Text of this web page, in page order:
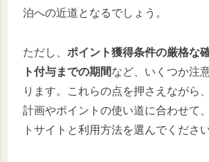
泊への近道となるでしょう。
ただし、 ポイント獲得条件の厳格な
ト付与までの期間など、いくつか注
ります。これらの点を押さえながら
計画やポイントの使い道に合わせて
トサイトと利用方法を選んでください